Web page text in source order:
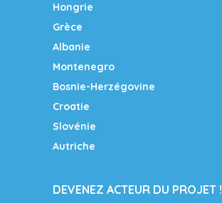
Hongrie
Grèce
Albanie
Montenegro
Bosnie-Herzégovine
Croatie
Slovénie
Autriche
DEVENEZ ACTEUR DU PROJET !